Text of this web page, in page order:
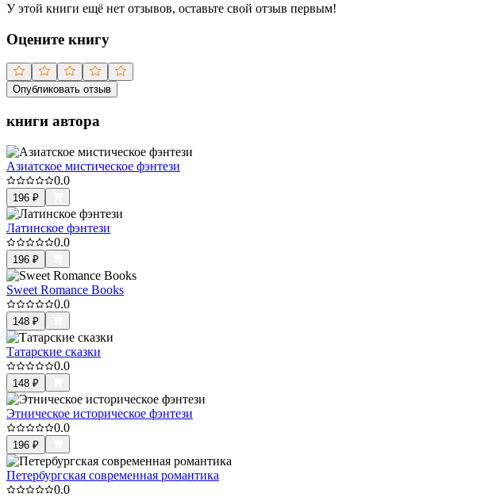
У этой книги ещё нет отзывов, оставьте свой отзыв первым!
Оцените книгу
Опубликовать отзыв
книги автора
Азиатское мистическое фэнтези
0.0
196 ₽
Латинское фэнтези
0.0
196 ₽
Sweet Romance Books
0.0
148 ₽
Татарские сказки
0.0
148 ₽
Этническое историческое фэнтези
0.0
196 ₽
Петербургская современная романтика
0.0